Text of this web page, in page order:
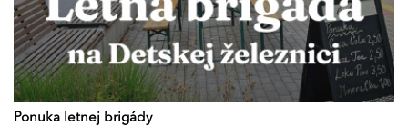
Ponuka letnej brigády